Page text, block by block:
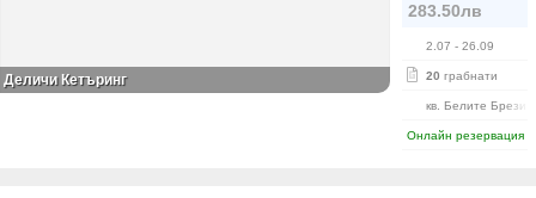
283.50лв
2.07 - 26.09
20 грабнати
кв. Белите Брези
Онлайн резервация
Деличи Кетъринг